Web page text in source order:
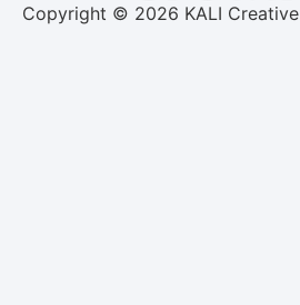
Copyright © 2026 KALI Creative